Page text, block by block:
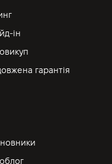
ін
гарантія